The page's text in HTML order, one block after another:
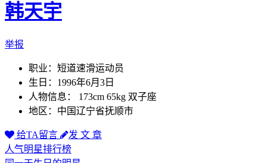
韩天宇
举报
职业：短道速滑运动员
生日：1996年6月3日
人物信息： 173cm 65kg 双子座
地区：中国辽宁省抚顺市
给TA留言
发 文 章
人气明星排行榜